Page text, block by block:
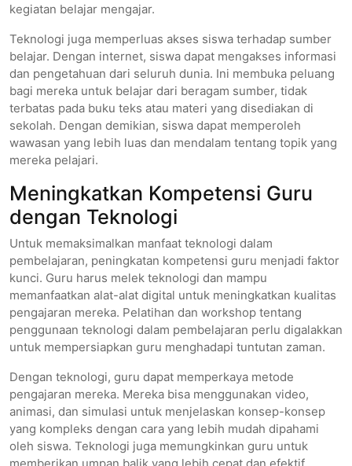
kegiatan belajar mengajar.
Teknologi juga memperluas akses siswa terhadap sumber
belajar. Dengan internet, siswa dapat mengakses informasi
dan pengetahuan dari seluruh dunia. Ini membuka peluang
bagi mereka untuk belajar dari beragam sumber, tidak
terbatas pada buku teks atau materi yang disediakan di
sekolah. Dengan demikian, siswa dapat memperoleh
wawasan yang lebih luas dan mendalam tentang topik yang
mereka pelajari.
Meningkatkan Kompetensi Guru
dengan Teknologi
Untuk memaksimalkan manfaat teknologi dalam
pembelajaran, peningkatan kompetensi guru menjadi faktor
kunci. Guru harus melek teknologi dan mampu
memanfaatkan alat-alat digital untuk meningkatkan kualitas
pengajaran mereka. Pelatihan dan workshop tentang
penggunaan teknologi dalam pembelajaran perlu digalakkan
untuk mempersiapkan guru menghadapi tuntutan zaman.
Dengan teknologi, guru dapat memperkaya metode
pengajaran mereka. Mereka bisa menggunakan video,
animasi, dan simulasi untuk menjelaskan konsep-konsep
yang kompleks dengan cara yang lebih mudah dipahami
oleh siswa. Teknologi juga memungkinkan guru untuk